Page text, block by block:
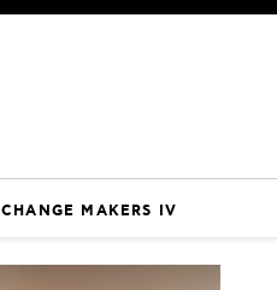
CHANGE MAKERS IV